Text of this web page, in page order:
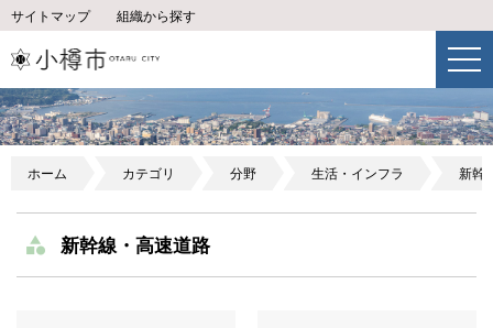
サイトマップ 組織から探す
ホーム カテゴリ 分野 生活・インフラ 新幹
新幹線・高速道路